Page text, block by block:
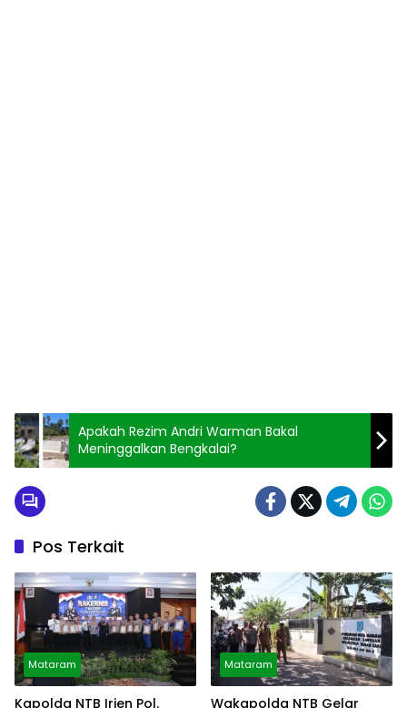
Apakah Rezim Andri Warman Bakal
Meninggalkan Bengkalai?
Pos Terkait
Mataram
Kapolda NTB Irjen Pol.
Mataram
Wakapolda NTB Gelar